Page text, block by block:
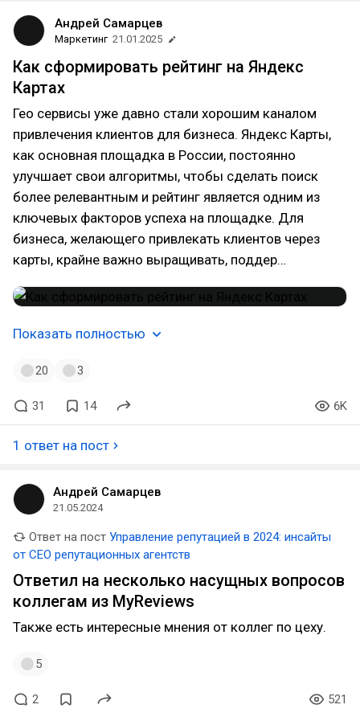
Андрей Самарцев
Маркетинг 21.01.2025
Как сформировать рейтинг на Яндекс
Картах
Гео сервисы уже давно стали хорошим каналом
привлечения клиентов для бизнеса. Яндекс Карты,
как основная площадка в России, постоянно
улучшает свои алгоритмы, чтобы сделать поиск
более релевантным и рейтинг является одним из
ключевых факторов успеха на площадке. Для
бизнеса, желающего привлекать клиентов через
карты, крайне важно выращивать, поддер…
Показать полностью
20 3
31 14 6K
1 ответ на пост
Андрей Самарцев
21.05.2024
Ответ на пост Управление репутацией в 2024: инсайты
от СЕО репутационных агентств
Ответил на несколько насущных вопросов
коллегам из MyReviews
Также есть интересные мнения от коллег по цеху.
5
2 521